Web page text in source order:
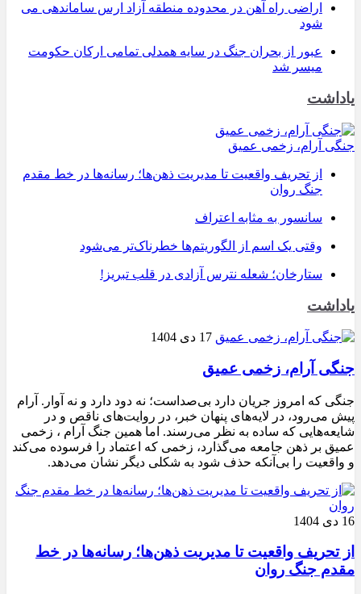
اراضی راه آهن در محدوده منطقه آزاد ارس ساماندهی می
شود
عبور از بحران جنگ در سایه همدلی تمامی ارکان حکومت
میسر شد
یاداشت
جنگی آرام، زخمی عمیق
از تحریف واقعیت تا مدیریت ذهن‌ها؛ رسانه‌ها در خط مقدم
جنگ روان
سانسور به مثابه اعتراف
وقتی یک اسم از الگوریتم‌ها خطرناک‌تر می‌شود
ستارخان؛ شعله نترس آزادی در قلب تبریز!
یاداشت
17 دی 1404
جنگی آرام، زخمی عمیق
جنگی که امروز جریان دارد بی‌صداست؛ نه دود دارد و نه آوار. آرام
پیش می‌رود، در لایه‌های پنهان خبر، در روایت‌های ناقص و در
شایعه‌هایی که ساده به نظر می‌رسند. اما همین جنگ آرام ، زخمی
عمیق بر ذهن جامعه می‌گذارد، زخمی که اعتماد را فرسوده می‌کند
و واقعیت را بی‌آنکه حذف شود به شکلی دیگر نشان می‌دهد.
16 دی 1404
از تحریف واقعیت تا مدیریت ذهن‌ها؛ رسانه‌ها در خط
مقدم جنگ روان